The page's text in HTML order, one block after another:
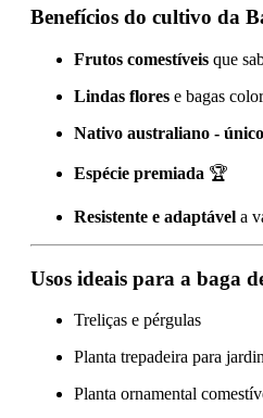
Benefícios do cultivo da
Frutos comestíveis que
Lindas flores e bagas
Nativo australiano - único
Espécie premiada 🏆
Resistente e adaptável a
Usos ideais para a baga
Treliças e pérgulas
Planta trepadeira para
Planta ornamental